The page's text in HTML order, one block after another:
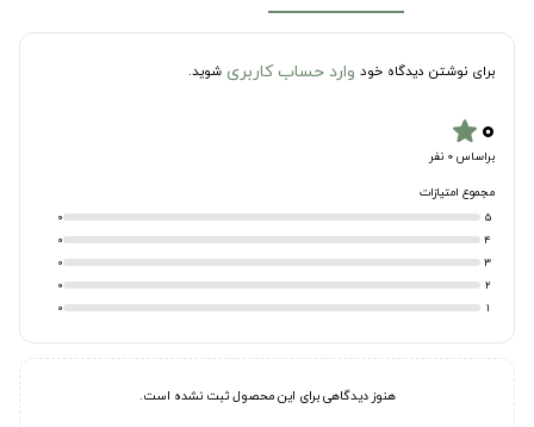
برای نوشتن دیدگاه خود وارد حساب کاربری شوید.
۰star
براساس 0 نفر
مجموع امتیازات
5
0
4
0
3
0
2
0
1
0
هنوز دیدگاهی برای این محصول ثبت نشده است.